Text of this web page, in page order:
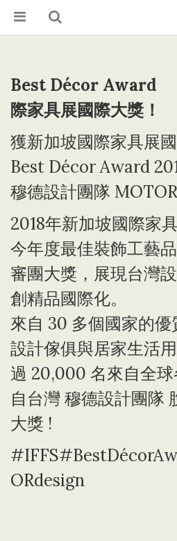
Best Décor Award
際家具展國際大獎！
獲新加坡國際家具展
Best Décor Award
穆德設計團隊
2018年新加坡國際家
今年度最佳裝飾工藝
審團大獎，展現台灣
創精品國際化。
來自 30 多個國家的優
設計傢俱與居家生活
過 20,000 名來自全
自台灣 穆德設計團隊
大獎 !
#IFFS
ORdesign